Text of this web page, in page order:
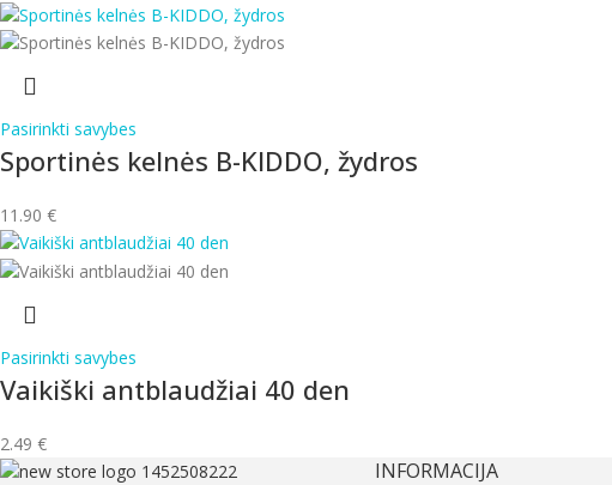
Pasirinkti savybes
Sportinės kelnės B-KIDDO, žydros
11.90 €
Pasirinkti savybes
Vaikiški antblaudžiai 40 den
2.49 €
INFORMACIJA